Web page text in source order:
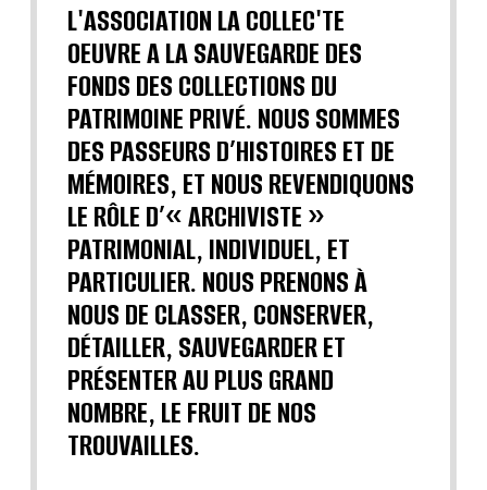
L'ASSOCIATION LA COLLEC'TE
OEUVRE A LA SAUVEGARDE DES
FONDS DES COLLECTIONS DU
PATRIMOINE PRIVÉ. NOUS SOMMES
DES PASSEURS D’HISTOIRES ET DE
MÉMOIRES, ET NOUS REVENDIQUONS
LE RÔLE D’« ARCHIVISTE »
PATRIMONIAL, INDIVIDUEL, ET
PARTICULIER. NOUS PRENONS À
NOUS DE CLASSER, CONSERVER,
DÉTAILLER, SAUVEGARDER ET
PRÉSENTER AU PLUS GRAND
NOMBRE, LE FRUIT DE NOS
TROUVAILLES.